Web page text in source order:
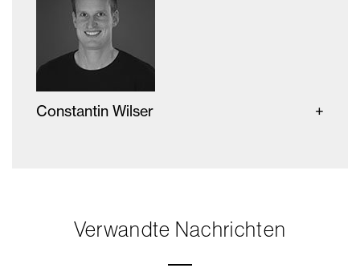
Constantin Wilser
Verwandte Nachrichten